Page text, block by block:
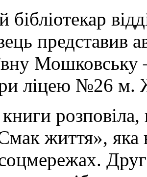
бібліотекар
представив
Мошковську
ліцею №26 м.
життя»,